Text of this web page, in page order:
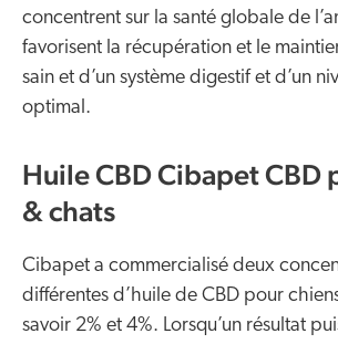
concentrent sur la santé globale de
favorisent la récupération et le
sain et d’un système digestif et d’un
optimal.
Huile CBD Cibapet CBD
& chats
Cibapet a commercialisé deux
différentes d’huile de CBD pour
savoir 2% et 4%. Lorsqu’un résultat